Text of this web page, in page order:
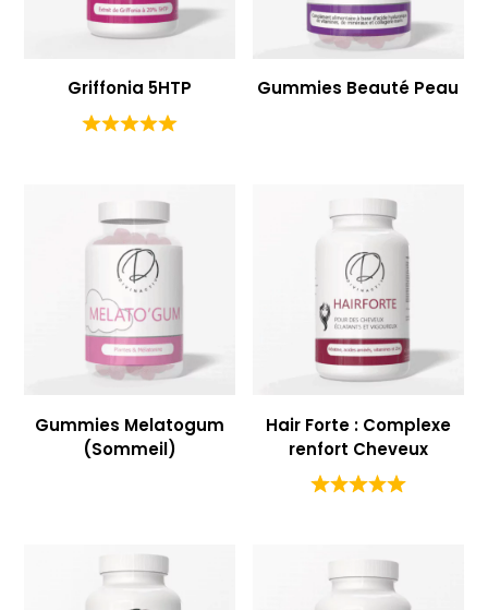
Griffonia 5HTP Gummies Beauté Peau
Gummies Melatogum
(Sommeil)
Hair Forte : Complexe
renfort Cheveux